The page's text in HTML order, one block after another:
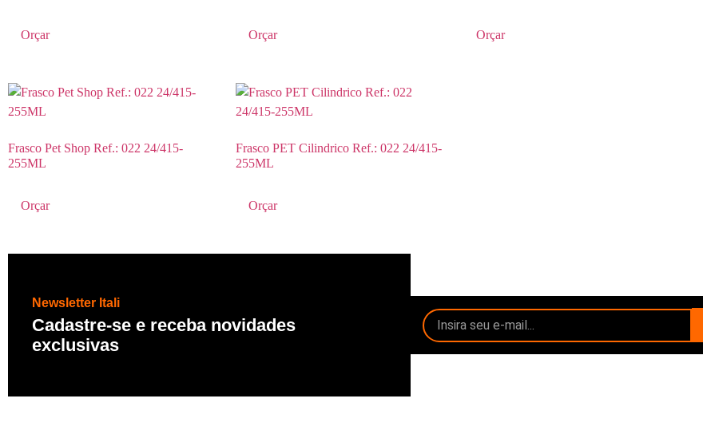
Orçar Orçar Orçar
Frasco Pet Shop Ref.: 022 24/415-
255ML
Orçar
Frasco PET Cilindrico Ref.: 022 24/415-
255ML
Orçar
Newsletter Itali
Cadastre-se e receba novidades
exclusivas